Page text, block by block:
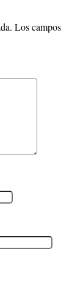
Los campos